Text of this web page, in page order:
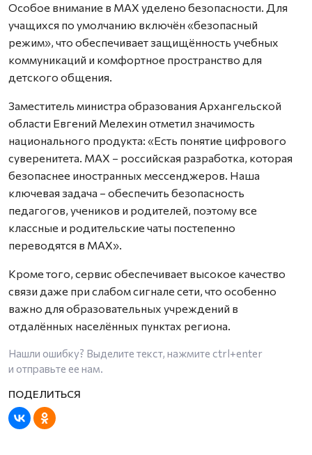
Особое внимание в MAX уделено безопасности. Для
учащихся по умолчанию включён «безопасный
режим», что обеспечивает защищённость учебных
коммуникаций и комфортное пространство для
детского общения.
Заместитель министра образования Архангельской
области Евгений Мелехин отметил значимость
национального продукта: «Есть понятие цифрового
суверенитета. MAX – российская разработка, которая
безопаснее иностранных мессенджеров. Наша
ключевая задача – обеспечить безопасность
педагогов, учеников и родителей, поэтому все
классные и родительские чаты постепенно
переводятся в MAX».
Кроме того, сервис обеспечивает высокое качество
связи даже при слабом сигнале сети, что особенно
важно для образовательных учреждений в
отдалённых населённых пунктах региона.
Нашли ошибку? Выделите текст, нажмите ctrl+enter
и отправьте ее нам.